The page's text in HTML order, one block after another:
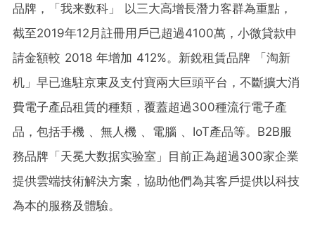
品牌，「我来数科」 以三大高增長潛力客群為重點，
截至2019年12月註冊用戶已超過4100萬，小微貸款申
請金額較 2018 年增加 412%。新銳租賃品牌 「淘新
机」早已進駐京東及支付寶兩大巨頭平台，不斷擴大消
費電子產品租賃的種類，覆蓋超過300種流行電子產
品，包括手機 、無人機 、電腦 、IoT產品等。B2B服
務品牌「天冕大数据实验室」目前正為超過300家企業
提供雲端技術解決方案，協助他們為其客戶提供以科技
為本的服務及體驗。